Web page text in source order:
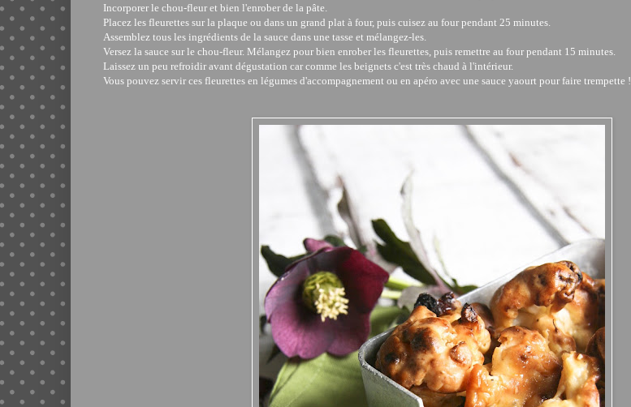
Incorporer le chou-fleur et bien l'enrober de la pâte.
Placez les fleurettes sur la plaque ou dans un grand plat à four, puis cuisez au four pendant 25 minutes.
Assemblez tous les ingrédients de la sauce dans une tasse et mélangez-les.
Versez la sauce sur le chou-fleur. Mélangez pour bien enrober les fleurettes, puis remettre au four pendant 15 minutes.
Laissez un peu refroidir avant dégustation car comme les beignets c'est très chaud à l'intérieur.
Vous pouvez servir ces fleurettes en légumes d'accompagnement ou en apéro avec une sauce yaourt pour faire trempette !